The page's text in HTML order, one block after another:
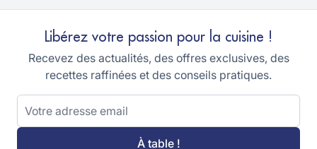
Libérez votre passion pour la cuisine !
Recevez des actualités, des offres exclusives, des
recettes raffinées et des conseils pratiques.
À table !